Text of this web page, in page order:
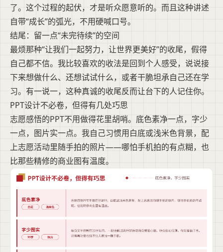
了。这个过程的起伏，才是听众愿意听的。而且这种讲述
自带“成长”的弧光，不用硬喊口号。
结尾：留一点“未完待续”的空间
最烦那种“让我们一起努力，让世界更美好”的收尾，假得
自己都不信。我比较喜欢的收法是回到个人感受，说说接
下来想做什么、还想试试什么，或者干脆坦承自己还在学
习。有一说一，这种真诚的收尾反而让台下的人记住你。
PPT设计不必卷，但得有几处巧思
志愿感悟的PPT不用做得花里胡哨。底色素净一点，字少
一点，图片实一点。我自己习惯用白底或浅米色背景，配
上志愿活动里随手拍的照片——哪怕手机拍的有点糊，也
比那些精修的商业图有温度。